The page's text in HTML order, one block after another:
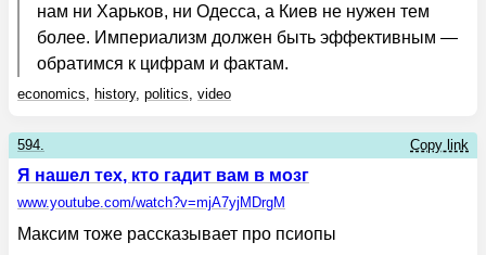
нам ни Харьков, ни Одесса, а Киев не нужен тем
более. Империализм должен быть эффективным —
обратимся к цифрам и фактам.
economics, history, politics, video
594. Copy link
Я нашел тех, кто гадит вам в мозг
www.youtube.com/watch?v=mjA7yjMDrgM
Максим тоже рассказывает про псиопы